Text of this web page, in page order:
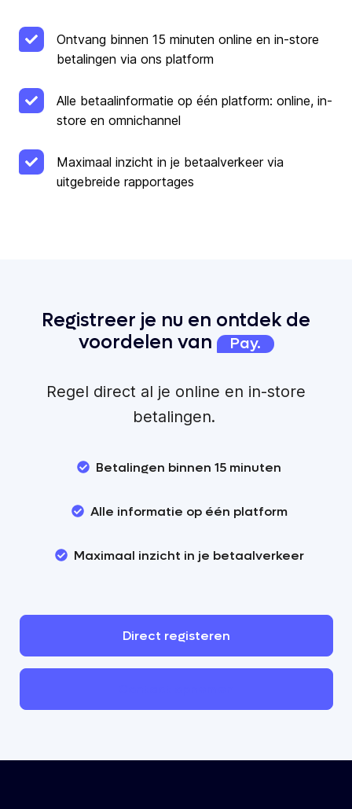
Ontvang binnen 15 minuten online en in-store
betalingen via ons platform
Alle betaalinformatie op één platform: online, in-
store en omnichannel
Maximaal inzicht in je betaalverkeer via
uitgebreide rapportages
Registreer je nu en ontdek de
voordelen van
Pay.
Regel direct al je online en in-store
betalingen.
Betalingen binnen 15 minuten
Alle informatie op één platform
Maximaal inzicht in je betaalverkeer
Direct registeren